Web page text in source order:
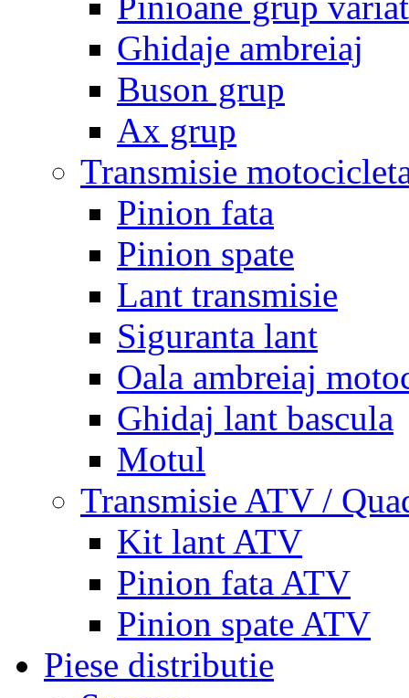
Ghidaje ambreiaj
Buson grup
Ax grup
Transmisie
Pinion fata
Pinion spate
Lant transmisie
Siguranta lant
Oala ambreiaj
Ghidaj lant bascula
Motul
Transmisie ATV /
Kit lant ATV
Pinion fata ATV
Pinion spate ATV
Piese distributie